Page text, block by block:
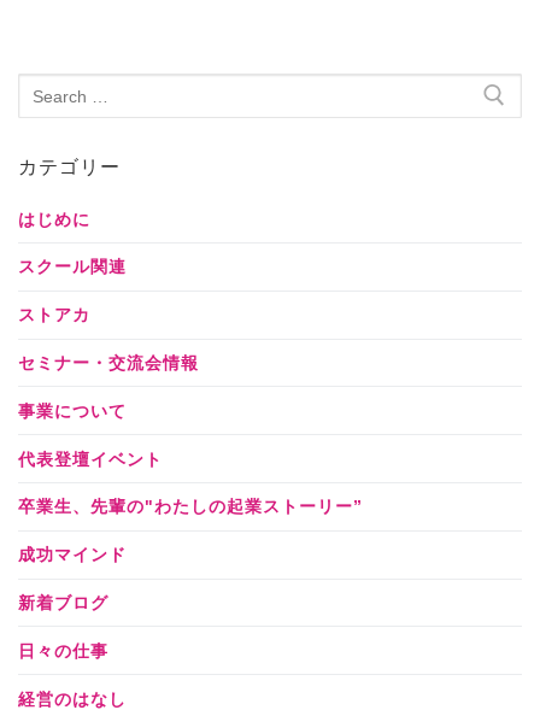
カテゴリー
はじめに
スクール関連
ストアカ
セミナー・交流会情報
事業について
代表登壇イベント
卒業生、先輩の"わたしの起業ストーリー”
成功マインド
新着ブログ
日々の仕事
経営のはなし